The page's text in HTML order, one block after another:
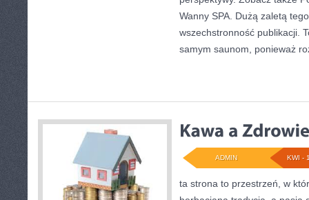
Wanny SPA. Dużą zaletą
wszechstronność publikacji.
samym saunom, ponieważ
KWI -
ADMIN
ta strona to przestrzeń, w